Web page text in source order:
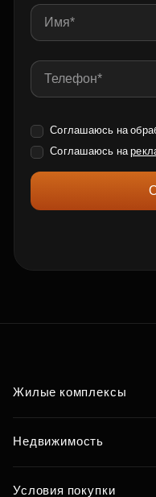
Соглашаюсь на
Соглашаюсь на
Жилые комплексы
Недвижимость
Условия покупки